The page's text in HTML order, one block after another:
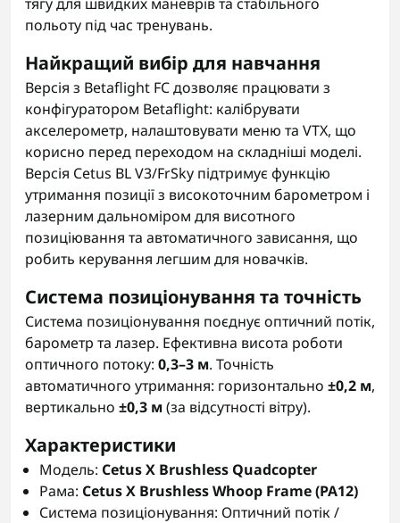
польоту під час тренувань.
Найкращий вибір для навчання
Версія з Betaflight FC дозволяє працювати з
конфігуратором Betaflight: калібрувати
акселерометр, налаштовувати меню та VTX, що
корисно перед переходом на складніші моделі.
Версія Cetus BL V3/FrSky підтримує функцію
утримання позиції з високоточним барометром і
лазерним дальноміром для висотного
позиціювання та автоматичного зависання, що
робить керування легшим для новачків.
Система позиціонування та точність
Система позиціонування поєднує оптичний потік,
барометр та лазер. Ефективна висота роботи
оптичного потоку: 0,3–3 м. Точність
автоматичного утримання: горизонтально ±0,2 м,
вертикально ±0,3 м(за відсутності вітру).
Характеристики
Модель: Cetus X Brushless Quadcopter
Рама: Cetus X Brushless Whoop Frame (PA12)
Система позиціонування: Оптичний потік /